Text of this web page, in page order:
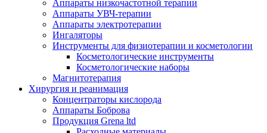
Аппараты низкочастотной терапии
Аппараты УВЧ-терапии
Аппараты электротерапии
Ингаляторы
Инструменты для физиотерапии и косметологии
Косметологические инструменты
Косметологические наборы
Магнитотерапия
Хирургия и реанимация
Концентраторы кислорода
Аппараты Боброва
Продукция Grena ltd